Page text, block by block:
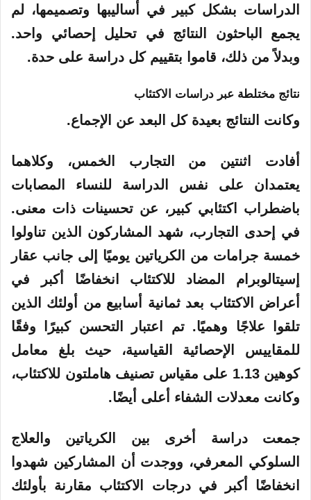
الدراسات بشكل كبير في أساليبها وتصميمها، لم
يجمع الباحثون النتائج في تحليل إحصائي واحد.
وبدلاً من ذلك، قاموا بتقييم كل دراسة على حدة.
نتائج مختلطة عبر دراسات الاكتئاب
وكانت النتائج بعيدة كل البعد عن الإجماع.
أفادت اثنتين من التجارب الخمس، وكلاهما
يعتمدان على نفس الدراسة للنساء المصابات
باضطراب اكتئابي كبير، عن تحسينات ذات معنى.
في إحدى التجارب، شهد المشاركون الذين تناولوا
خمسة جرامات من الكرياتين يوميًا إلى جانب عقار
إسيتالوبرام المضاد للاكتئاب انخفاضًا أكبر في
أعراض الاكتئاب بعد ثمانية أسابيع من أولئك الذين
تلقوا علاجًا وهميًا. تم اعتبار التحسن كبيرًا وفقًا
للمقاييس الإحصائية القياسية، حيث بلغ معامل
كوهين 1.13 على مقياس تصنيف هاملتون للاكتئاب،
وكانت معدلات الشفاء أعلى أيضًا.
جمعت دراسة أخرى بين الكرياتين والعلاج
السلوكي المعرفي، ووجدت أن المشاركين شهدوا
انخفاضًا أكبر في درجات الاكتئاب مقارنة بأولئك